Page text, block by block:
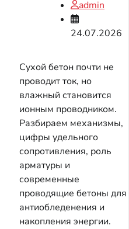
admin
24.07.2026
Сухой бетон почти не
проводит ток, но
влажный становится
ионным проводником.
Разбираем механизмы,
цифры удельного
сопротивления, роль
арматуры и
современные
проводящие бетоны для
антиобледенения и
накопления энергии.